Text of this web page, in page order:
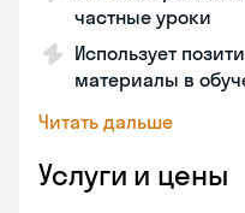
частные уроки
Использует
материалы в
Читать дальше
Услуги и цены